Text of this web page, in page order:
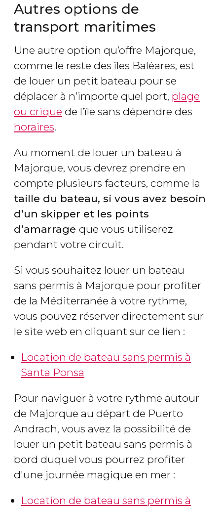
Autres options de
transport maritimes
Une autre option qu’offre Majorque,
comme le reste des îles Baléares, est
de louer un petit bateau pour se
déplacer à n’importe quel port, plage
ou crique de l’île sans dépendre des
horaires.
Au moment de louer un bateau à
Majorque, vous devrez prendre en
compte plusieurs facteurs, comme la
taille du bateau, si vous avez besoin
d’un skipper et les points
d’amarrage que vous utiliserez
pendant votre circuit.
Si vous souhaitez louer un bateau
sans permis à Majorque pour profiter
de la Méditerranée à votre rythme,
vous pouvez réserver directement sur
le site web en cliquant sur ce lien :
Location de bateau sans permis à
Santa Ponsa
Pour naviguer à votre rythme autour
de Majorque au départ de Puerto
Andrach, vous avez la possibilité de
louer un petit bateau sans permis à
bord duquel vous pourrez profiter
d'une journée magique en mer :
Location de bateau sans permis à